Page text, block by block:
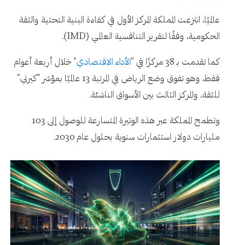
عالميًا، انتزعت المملكة المركز الأول في كفاءة البنية التحتية والثقة
الحكومية، وفقًا لتقرير التنافسية العالمي (IMD).
كما تقدمت بـ 38 مركزًا في " الأداء الاقتصادي" خلال أربعة أعوام
فقط، وهو تفوق وضع الرياض في المرتبة 13 عالميًا بمؤشر "كيرني"
للثقة، والمركز الثالث بين الأسواق الناشئة.
وتطمح المملكة عبر هذه الوتيرة المتسارعة للوصول إلى 103
مليارات دولار استثمارات سنوية بحلول عام 2030.